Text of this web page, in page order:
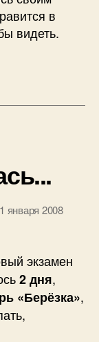
в
видеть.
января 2008
экзамен
2 дня,
«Берёзка»,